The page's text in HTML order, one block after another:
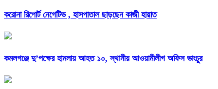
করোনা রিপোর্ট নেগেটিভ , হাসপাতাল ছাড়ছেন কাজী হায়াত
কমলগঞ্জে দু’পক্ষের হামলায় আহত ১০, স্থানীয় আওয়ামীলীগ অফিস ভাংচুর